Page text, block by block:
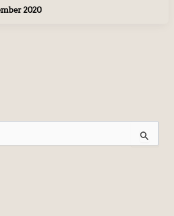
2020